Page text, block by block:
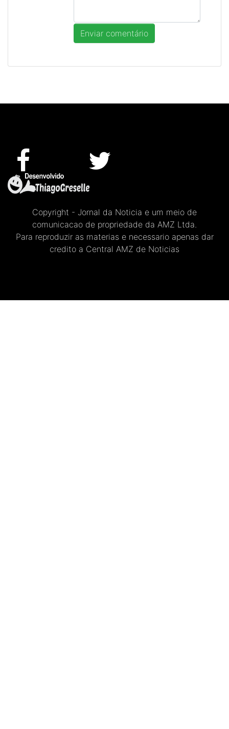
Copyright - Jornal da Noticia e um meio de
comunicacao de propriedade da AMZ Ltda.
Para reproduzir as materias e necessario apenas dar
credito a Central AMZ de Noticias